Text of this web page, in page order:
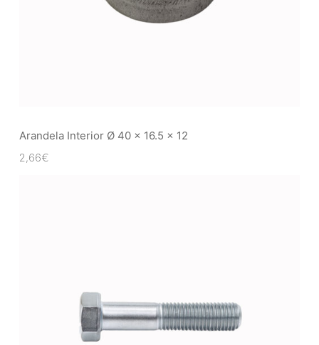
Arandela Interior Ø 40 x 16.5 x 12
2,66€